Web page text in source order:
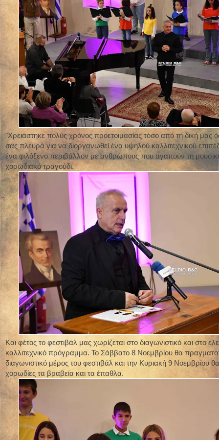
"Χρειάστηκε πολύς χρόνος προετοιμασίας τόσο από τη δική μας
σας πλευρά για να διοργανωθεί ένα υψηλού καλλιτεχνικού
ένα φιλόξενο περιβάλλον με ανθρώπους που αγαπούν τη
χορωδιακό τραγούδι.
Και φέτος το φεστιβάλ μας χωρίζεται στο διαγωνιστικό και στο
καλλιτεχνικό πρόγραμμα. Το Σάββατο 8 Νοεμβρίου θα
διαγωνιστικό μέρος του φεστιβάλ και την Κυριακή 9 Νοεμβρίου
χορωδίες τα βραβεία και τα έπαθλα.